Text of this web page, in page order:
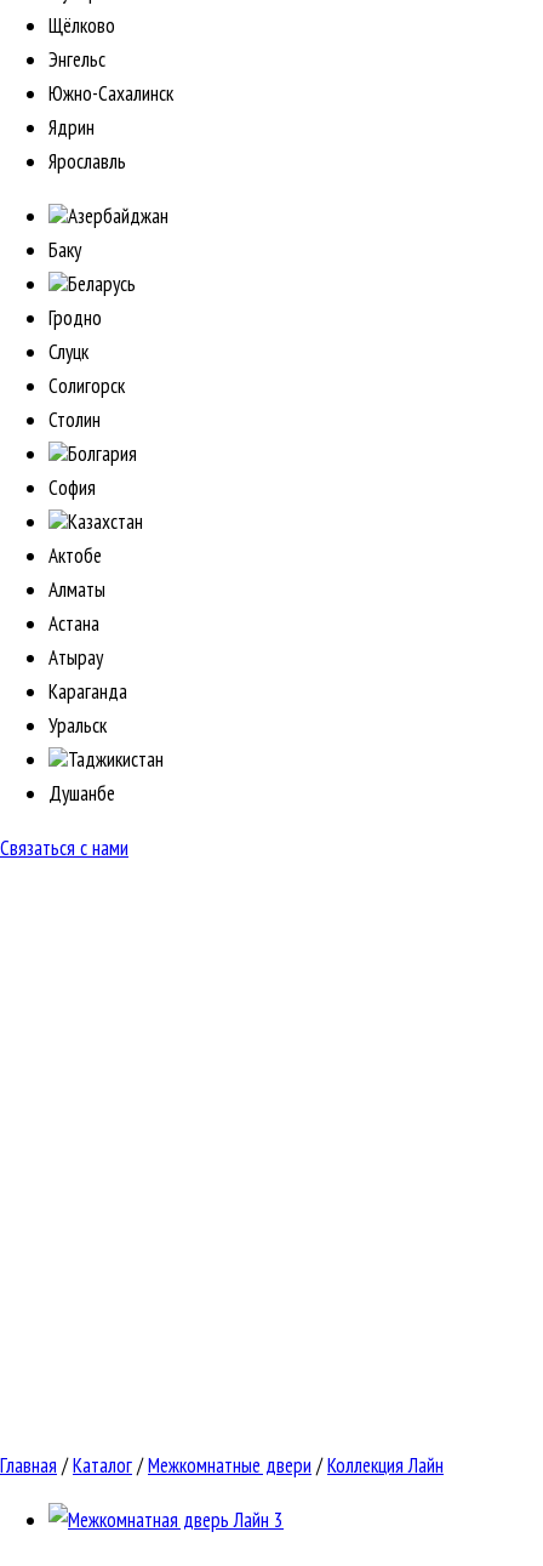
Щёлково
Энгельс
Южно-Сахалинск
Ядрин
Ярославль
Азербайджан
Баку
Беларусь
Гродно
Слуцк
Солигорск
Столин
Болгария
София
Казахстан
Актобе
Алматы
Астана
Атырау
Караганда
Уральск
Таджикистан
Душанбе
Связаться с нами
Главная /Каталог/Межкомнатные двери /Коллекция Лайн